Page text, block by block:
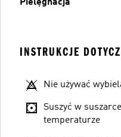
Pielęgnacja
INSTRUKCJE
Nie używać
Suszyć w
temperaturze